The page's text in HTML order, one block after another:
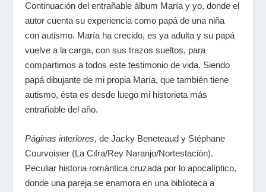
Continuación del entrañable álbum María y yo, donde el
autor cuenta su experiencia como papá de una niña
con autismo. María ha crecido, es ya adulta y su papá
vuelve a la carga, con sus trazos sueltos, para
compartirnos a todos este testimonio de vida. Siendo
papá dibujante de mi propia María, que también tiene
autismo, ésta es desde luego mi historieta más
entrañable del año.
Páginas interiores, de Jacky Beneteaud y Stéphane
Courvoisier (La Cifra/Rey Naranjo/Nortestación).
Peculiar historia romántica cruzada por lo apocalíptico,
donde una pareja se enamora en una biblioteca a